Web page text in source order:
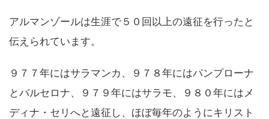
アルマンゾールは生涯で５０回以上の遠征を行ったと
伝えられています。
９７７年にはサラマンカ、９７８年にはパンプローナ
とバルセロナ、９７９年にはサラモ、９８０年にはメ
ディナ・セリへと遠征し、ほぼ毎年のようにキリスト